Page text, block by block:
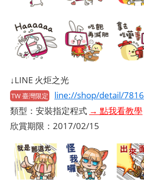
↓LINE 火炬之光
TW 臺灣限定 line://shop/detail/7816
類型：安裝指定程式 → 點我看教學
欣賞期限：2017/02/15